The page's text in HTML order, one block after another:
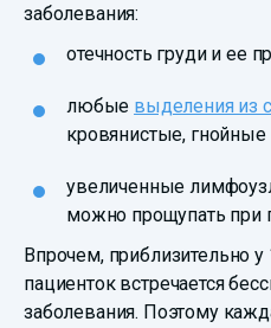
заболевания:
отечность груди и ее
любые выделения из
кровянистые, гнойные
увеличенные
можно прощупать при
Впрочем, приблизительно
пациенток встречается
заболевания. Поэтому